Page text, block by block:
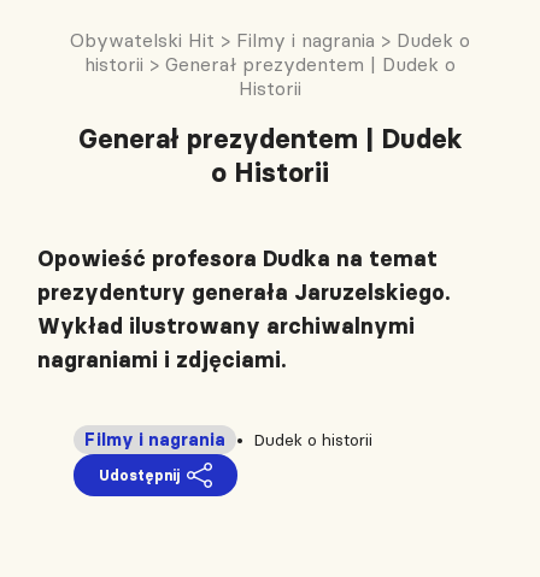
Obywatelski Hit > Filmy i nagrania > Dudek o
historii > Generał prezydentem | Dudek o
Historii
Generał prezydentem | Dudek
o Historii
Opowieść profesora Dudka na temat
prezydentury generała Jaruzelskiego.
Wykład ilustrowany archiwalnymi
nagraniami i zdjęciami.
Dudek o historii
Filmy i nagrania
Udostępnij